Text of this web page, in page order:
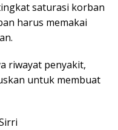
saturasi korban
harus memakai
riwayat penyakit,
untuk membuat